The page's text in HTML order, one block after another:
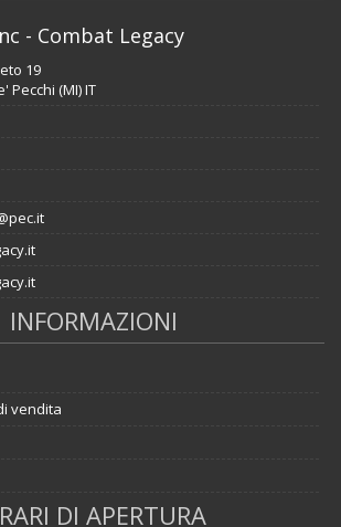
- Combat Legacy
19
Pecchi (MI) IT
INFORMAZIONI
vendita
DI APERTURA